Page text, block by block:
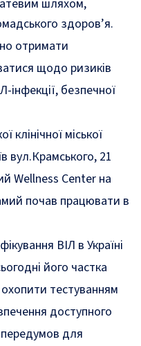
шляхом,
здоров’я.
отримати
щодо ризиків
інфекції, безпечної
клінічної міської
вул.Крамського, 21
Wellness Center на
почав працювати в
ВІЛ в Україні
його частка
тестуванням
доступного
для